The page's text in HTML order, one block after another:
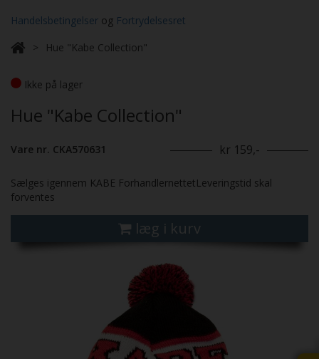
Handelsbetingelser og Fortrydelsesret
Hue "Kabe Collection"
Ikke på lager
Hue "Kabe Collection"
Vare nr. CKA570631 kr 159,-
Sælges igennem KABE ForhandlernettetLeveringstid skal
forventes
læg i kurv